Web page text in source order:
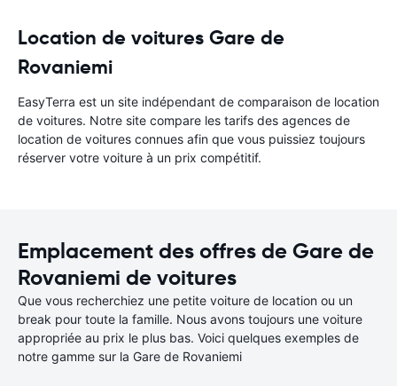
Location de voitures Gare de
Rovaniemi
EasyTerra est un site indépendant de comparaison de location
de voitures. Notre site compare les tarifs des agences de
location de voitures connues afin que vous puissiez toujours
réserver votre voiture à un prix compétitif.
Emplacement des offres de Gare de
Rovaniemi de voitures
Que vous recherchiez une petite voiture de location ou un
break pour toute la famille. Nous avons toujours une voiture
appropriée au prix le plus bas. Voici quelques exemples de
notre gamme sur la Gare de Rovaniemi